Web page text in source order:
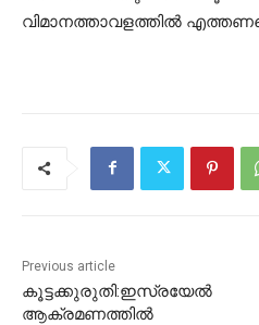
വിമാനത്താവളത്തില്‍
Previous article
കൂട്ടക്കുരുതി:ഇസ്രയേല്‍
ആക്രമണത്തില്‍